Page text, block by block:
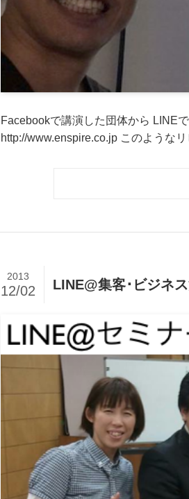
Facebookで講演した団体から LINE
http://www.enspire.co.jp このような
LINE@集客･ビジネ
2013
12/02